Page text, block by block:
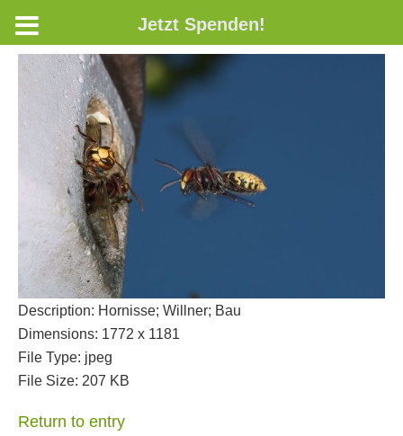
Description: Hornisse; Willner; Bau
Dimensions: 1772 x 1181
File Type: jpeg
File Size: 207 KB
Return to entry
Jetzt Spenden!